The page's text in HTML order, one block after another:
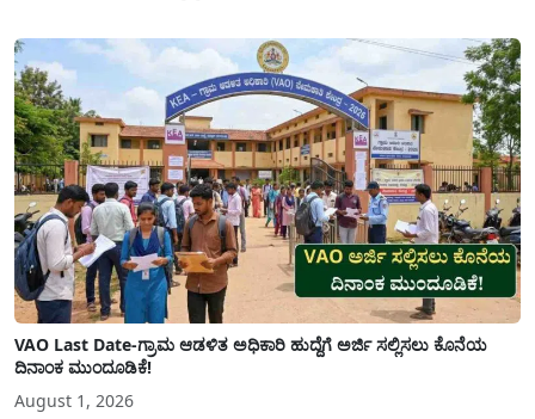
VAO Last Date-ಗ್ರಾಮ ಆಡಳಿತ ಅಧಿಕಾರಿ ಹುದ್ದೆಗೆ ಅರ್ಜಿ ಸಲ್ಲಿಸಲು ಕೊನೆಯ
ದಿನಾಂಕ ಮುಂದೂಡಿಕೆ!
August 1, 2026